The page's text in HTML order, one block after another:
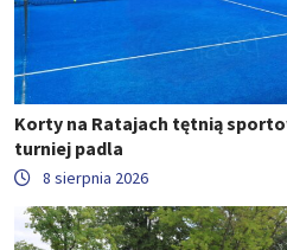
Korty na Ratajach tętnią
turniej padla
8 sierpnia 2026